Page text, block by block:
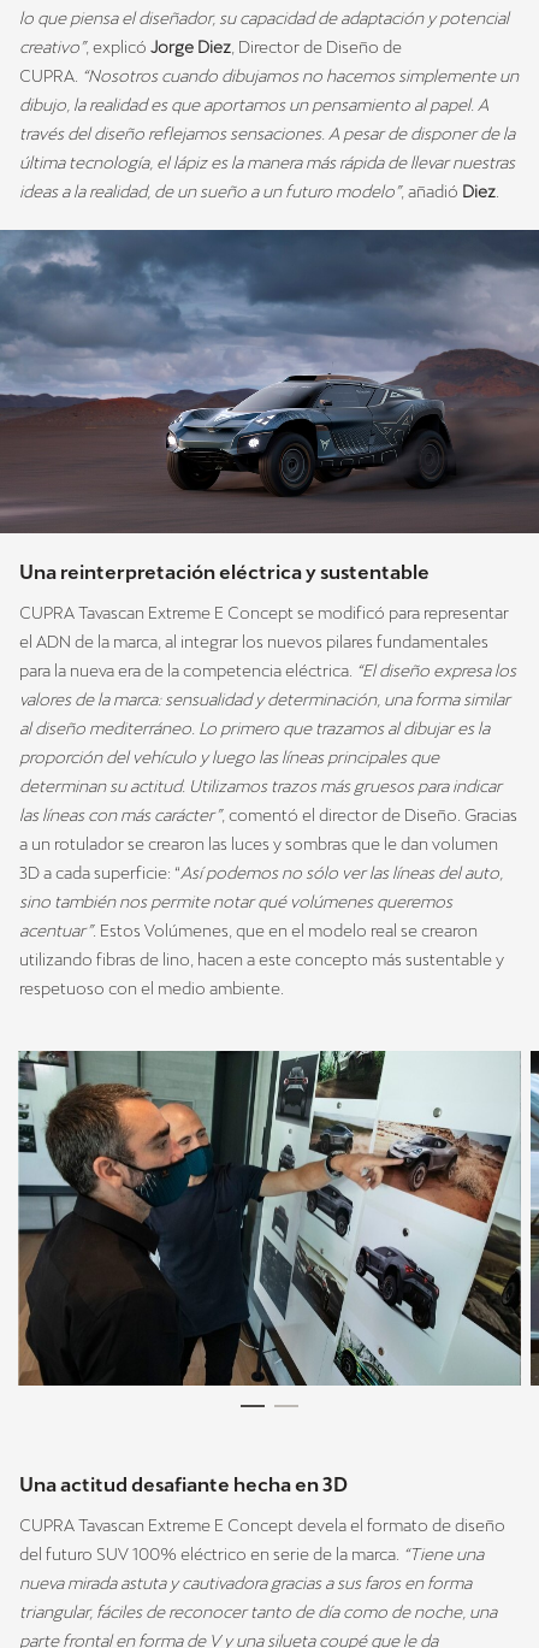
lo que piensa el diseñador, su capacidad de adaptación y potencial
creativo”, explicó Jorge Diez , Director de Diseño de
CUPRA. “Nosotros cuando dibujamos no hacemos simplemente un
dibujo, la realidad es que aportamos un pensamiento al papel. A
través del diseño reflejamos sensaciones. A pesar de disponer de la
última tecnología, el lápiz es la manera más rápida de llevar nuestras
ideas a la realidad, de un sueño a un futuro modelo”, añadió Diez
Una reinterpretación eléctrica y sustentable
CUPRA Tavascan Extreme E Concept se modificó para representar
el ADN de la marca, al integrar los nuevos pilares fundamentales
para la nueva era de la competencia eléctrica. “El diseño expresa los
valores de la marca: sensualidad y determinación, una forma similar
al diseño mediterráneo. Lo primero que trazamos al dibujar es la
proporción del vehículo y luego las líneas principales que
determinan su actitud. Utilizamos trazos más gruesos para indicar
las líneas con más carácter”, comentó el director de Diseño. Gracias
a un rotulador se crearon las luces y sombras que le dan volumen
3D a cada superficie: “Así podemos no sólo ver las líneas del auto,
sino también nos permite notar qué volúmenes queremos
acentuar”. Estos Volúmenes, que en el modelo real se crearon
utilizando fibras de lino, hacen a este concepto más sustentable y
respetuoso con el medio ambiente.
Una actitud desafiante hecha en 3D
CUPRA Tavascan Extreme E Concept devela el formato de diseño
del futuro SUV 100% eléctrico en serie de la marca. “Tiene una
nueva mirada astuta y cautivadora gracias a sus faros en forma
triangular, fáciles de reconocer tanto de día como de noche, una
parte frontal en forma de V y una silueta coupé que le da